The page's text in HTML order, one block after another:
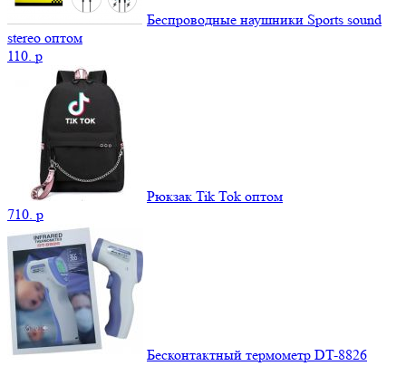
Беспроводные наушники Sports sound
stereo оптом
110. p
Рюкзак Tik Tok оптом
710. p
Бесконтактный термометр DT-8826